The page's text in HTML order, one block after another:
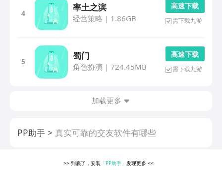
4
率土之滨
经营策略 | 1.86GB
高 速 下 载
需下载九游
5
蜀门
角色扮演 | 724.45MB
高 速 下 载
需下载九游
加载更多
PP助手 真实可靠的交友软件有哪些
>> 到底了，安装 「PP助手」 发现更多<<